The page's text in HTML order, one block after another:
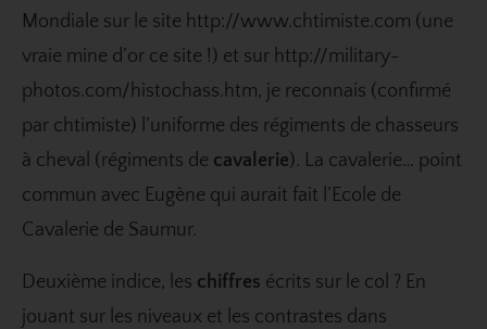
Mondiale sur le site http://www.chtimiste.com (une
vraie mine d’or ce site !) et sur http://military-
photos.com/histochass.htm, je reconnais (confirmé
par chtimiste) l’uniforme des régiments de chasseurs
à cheval (régiments de cavalerie). La cavalerie… point
commun avec Eugène qui aurait fait l’Ecole de
Cavalerie de Saumur.
Deuxième indice, les chiffres écrits sur le col ? En
jouant sur les niveaux et les contrastes dans